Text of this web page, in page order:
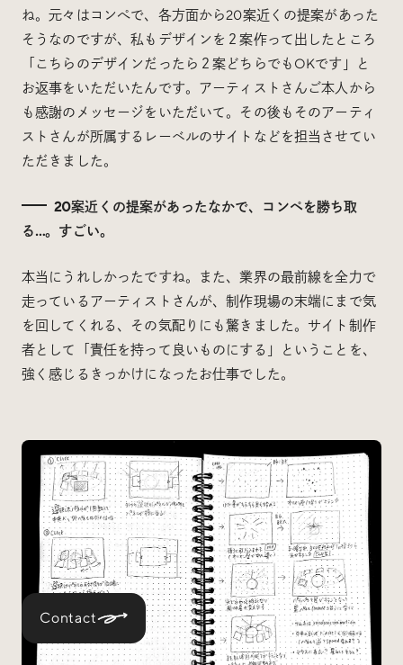
Contact
ね。元々はコンぺで、各方面から20案近くの提案があった
そうなのですが、私もデザインを２案作って出したところ
「こちらのデザインだったら２案どちらでもOKです」と
お返事をいただいたんです。アーティストさんご本人から
も感謝のメッセージをいただいて。その後もそのアーティ
ストさんが所属するレーベルのサイトなどを担当させてい
ただきました。
20案近くの提案があったなかで、コンペを勝ち取
る…。すごい。
本当にうれしかったですね。また、業界の最前線を全力で
走っているアーティストさんが、制作現場の末端にまで気
を回してくれる、その気配りにも驚きました。サイト制作
者として「責任を持って良いものにする」ということを、
強く感じるきっかけになったお仕事でした。